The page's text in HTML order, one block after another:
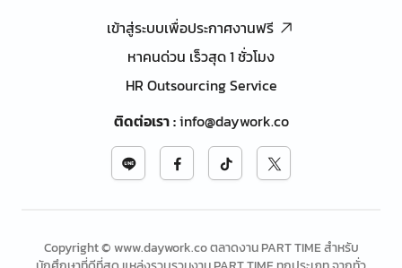
เข้าสู่ระบบเพื่อประกาศงานฟรี
หาคนด่วน เร็วสุด 1 ชั่วโมง
HR Outsourcing Service
ติดต่อเรา:info@daywork.co
Copyright © www.daywork.co ตลาดงาน PART TIME สำหรับ